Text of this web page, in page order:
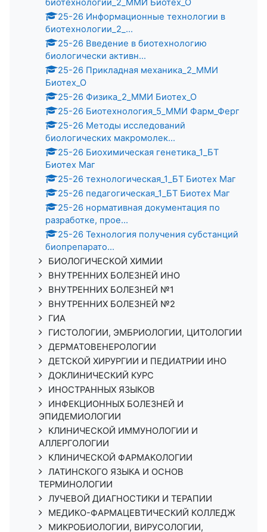
биотехнологии_2_ММИ Биотех_О
25-26 Информационные технологии в
биотехнологии_2_...
25-26 Введение в биотехнологию
биологически активн...
25-26 Прикладная механика_2_ММИ
Биотех_О
25-26 Физика_2_ММИ Биотех_О
25-26 Биотехнология_5_ММИ Фарм_Ферг
25-26 Методы исследований
биологических макромолек...
25-26 Биохимическая генетика_1_БТ
Биотех Маг
25-26 технологическая_1_БТ Биотех Маг
25-26 педагогическая_1_БТ Биотех Маг
25-26 нормативная документация по
разработке, прое...
25-26 Технология получения субстанций
биопрепарато...
БИОЛОГИЧЕСКОЙ ХИМИИ
ВНУТРЕННИХ БОЛЕЗНЕЙ ИНО
ВНУТРЕННИХ БОЛЕЗНЕЙ №1
ВНУТРЕННИХ БОЛЕЗНЕЙ №2
ГИА
ГИСТОЛОГИИ, ЭМБРИОЛОГИИ, ЦИТОЛОГИИ
ДЕРМАТОВЕНЕРОЛОГИИ
ДЕТСКОЙ ХИРУРГИИ И ПЕДИАТРИИ ИНО
ДОКЛИНИЧЕСКИЙ КУРС
ИНОСТРАННЫХ ЯЗЫКОВ
ИНФЕКЦИОННЫХ БОЛЕЗНЕЙ И
ЭПИДЕМИОЛОГИИ
КЛИНИЧЕСКОЙ ИММУНОЛОГИИ И
АЛЛЕРГОЛОГИИ
КЛИНИЧЕСКОЙ ФАРМАКОЛОГИИ
ЛАТИНСКОГО ЯЗЫКА И ОСНОВ
ТЕРМИНОЛОГИИ
ЛУЧЕВОЙ ДИАГНОСТИКИ И ТЕРАПИИ
МЕДИКО-ФАРМАЦЕВТИЧЕСКИЙ КОЛЛЕДЖ
МИКРОБИОЛОГИИ, ВИРУСОЛОГИИ,